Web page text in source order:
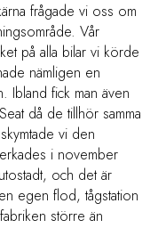
frågade vi oss om
Vår
på alla bilar vi körde
nämligen en
Ibland fick man även
då de tillhör samma
vi den
i november
och det är
egen flod, tågstation
större än